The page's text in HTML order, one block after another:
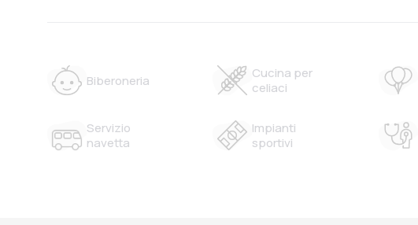
Biberoneria
Cucina per
celiaci
Servizio
navetta
Impianti
sportivi